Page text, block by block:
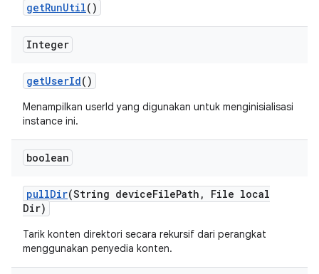
getRunUtil()
Integer
getUserId()
Menampilkan userId yang digunakan untuk menginisialisasi
instance ini.
boolean
pullDir(String deviceFilePath ,
File local
Dir)
Tarik konten direktori secara rekursif dari perangkat
menggunakan penyedia konten.